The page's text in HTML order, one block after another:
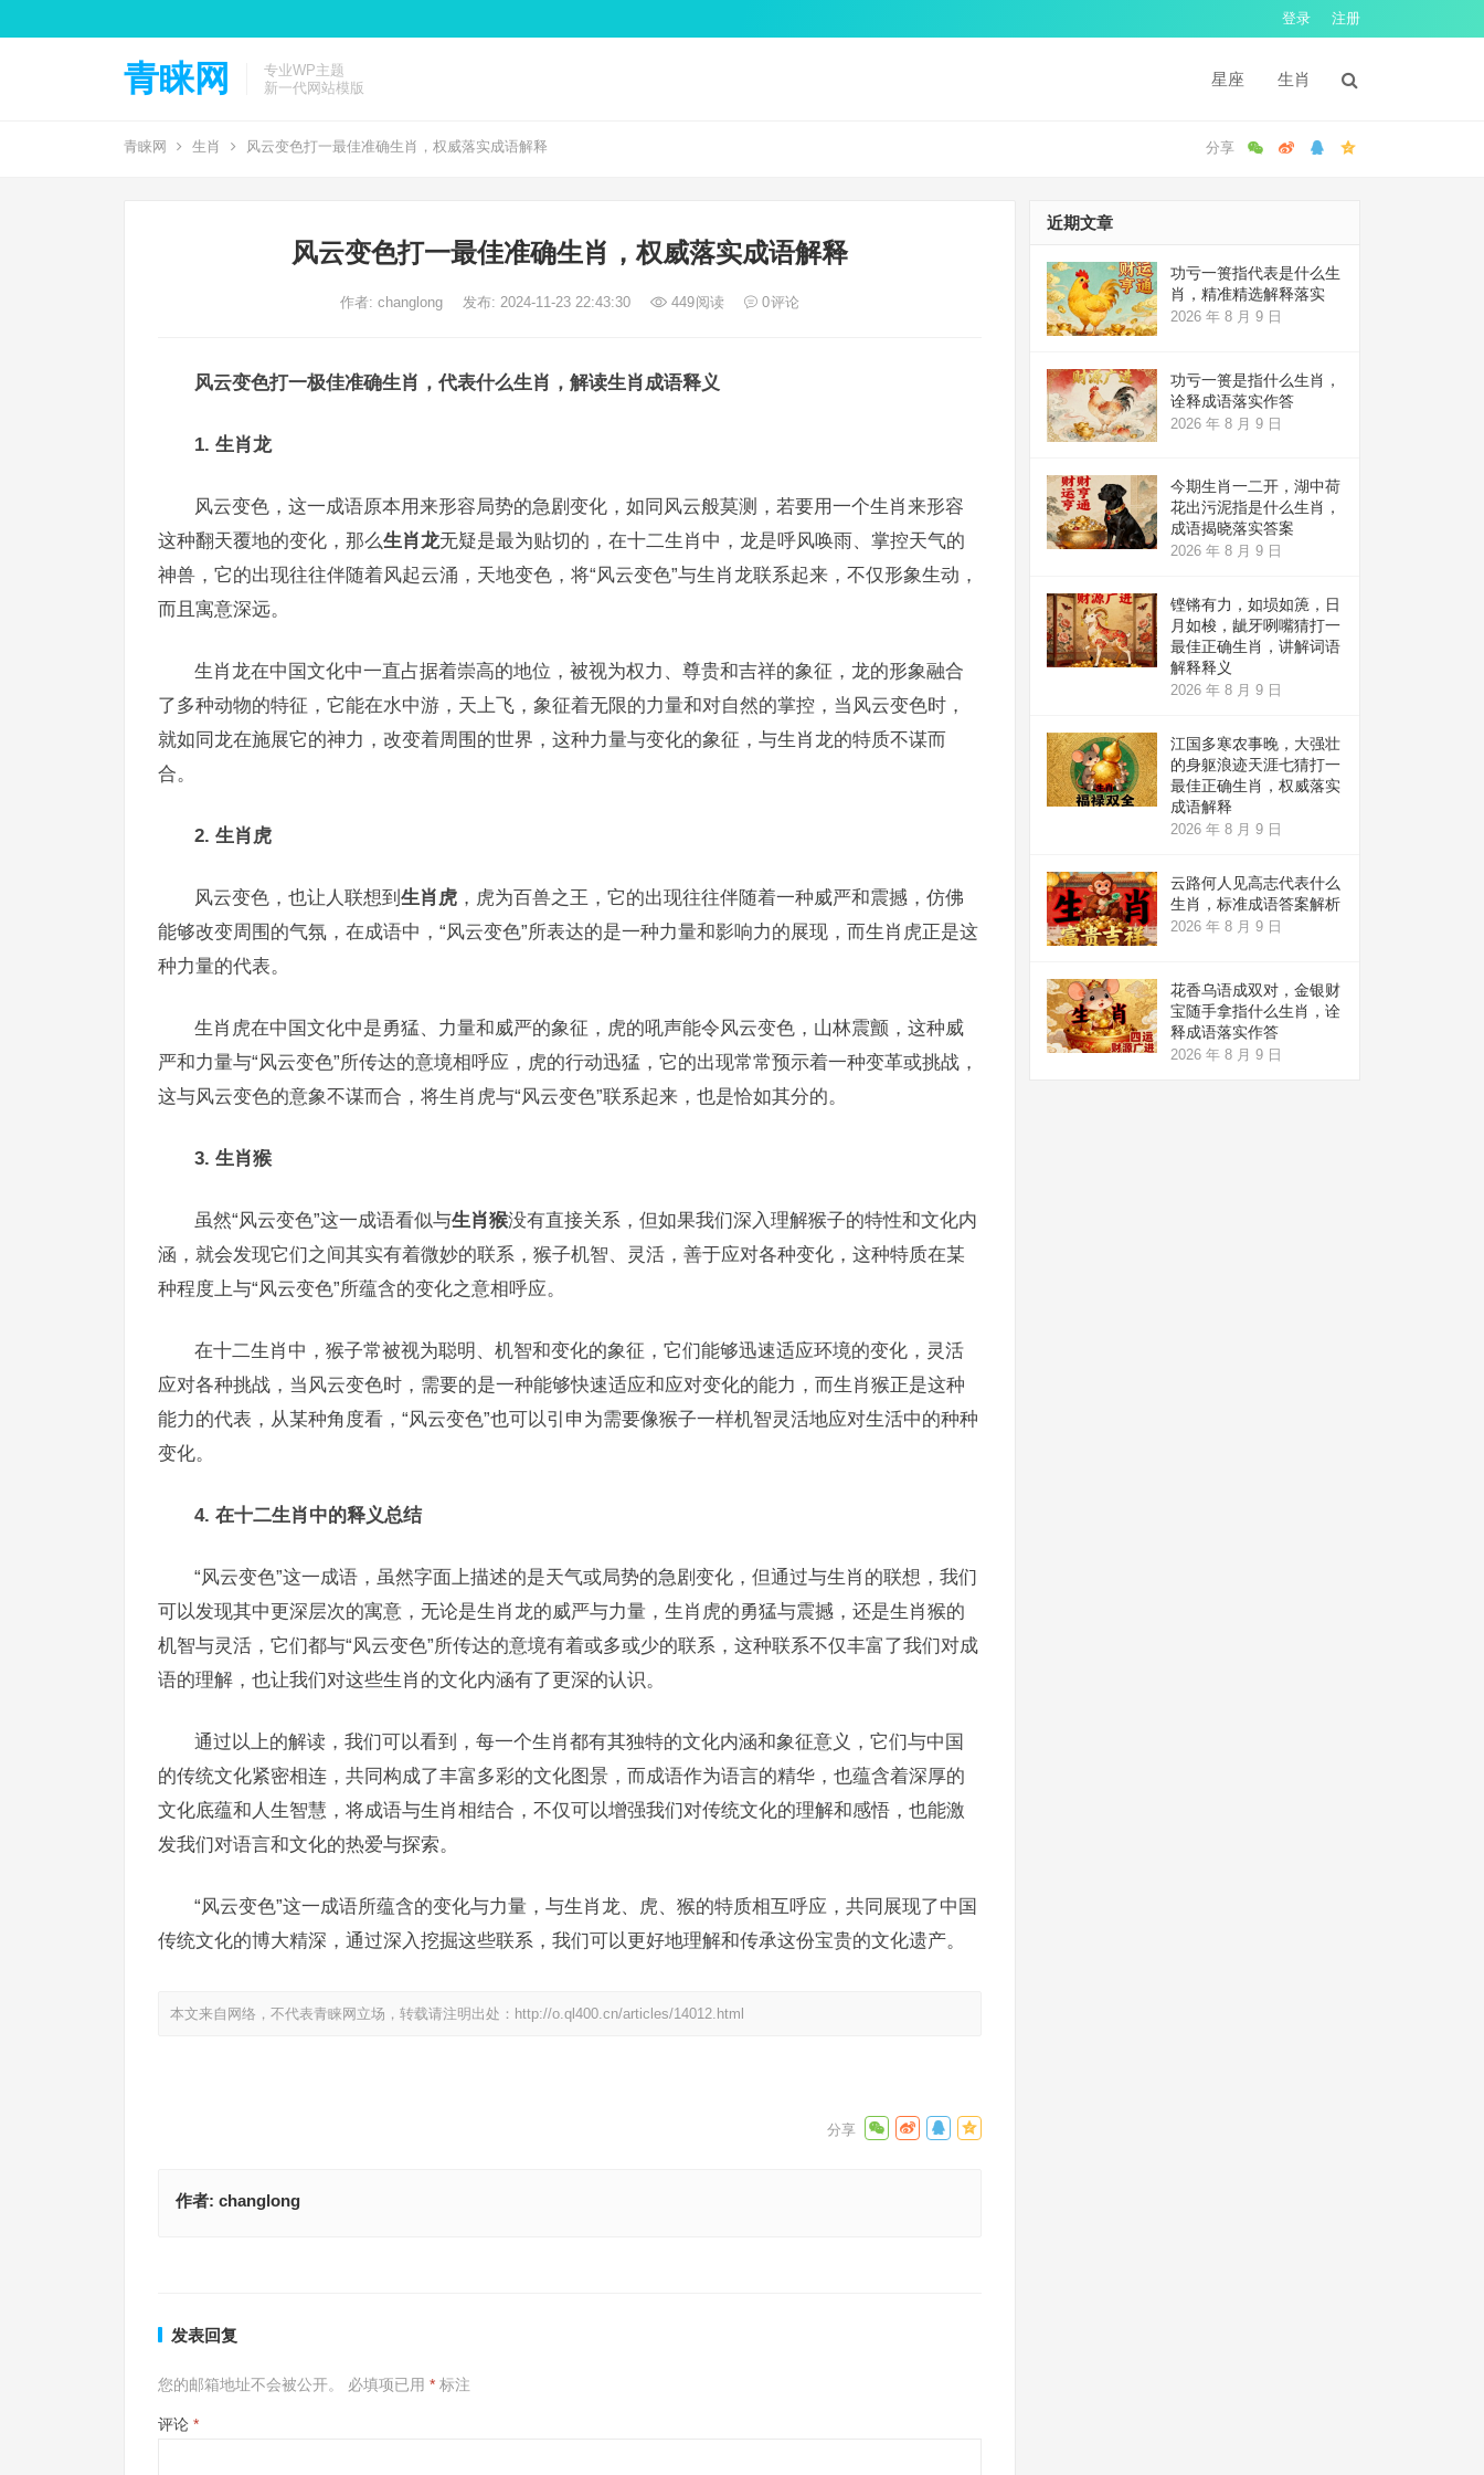
登录 注册
青睐网
专业WP主题
新一代网站模版
星座 生肖
青睐网 生肖 风云变色打一最佳准确生肖，权威落实成语解释
风云变色打一最佳准确生肖，权威落实成语解释
作者: changlong 发布: 2024-11-23 22:43:30 449阅读 0评论
风云变色打一极佳准确生肖，代表什么生肖，解读生肖成语释义
1. 生肖龙
风云变色，这一成语原本用来形容局势的急剧变化，如同风云般莫测，若要用一个生肖来形容
这种翻天覆地的变化，那么生肖龙无疑是最为贴切的，在十二生肖中，龙是呼风唤雨、掌控天气的
神兽，它的出现往往伴随着风起云涌，天地变色，将“风云变色”与生肖龙联系起来，不仅形象生动，
而且寓意深远。
生肖龙在中国文化中一直占据着崇高的地位，被视为权力、尊贵和吉祥的象征，龙的形象融合
了多种动物的特征，它能在水中游，天上飞，象征着无限的力量和对自然的掌控，当风云变色时，
就如同龙在施展它的神力，改变着周围的世界，这种力量与变化的象征，与生肖龙的特质不谋而
合。
2. 生肖虎
风云变色，也让人联想到 生肖虎 ，虎为百兽之王，它的出现往往伴随着一种威严和震撼，仿佛
能够改变周围的气氛，在成语中，“风云变色”所表达的是一种力量和影响力的展现，而生肖虎正是这
种力量的代表。
生肖虎在中国文化中是勇猛、力量和威严的象征，虎的吼声能令风云变色，山林震颤，这种威
严和力量与“风云变色”所传达的意境相呼应，虎的行动迅猛，它的出现常常预示着一种变革或挑战，
这与风云变色的意象不谋而合，将生肖虎与“风云变色”联系起来，也是恰如其分的。
3. 生肖猴
虽然“风云变色”这一成语看似与生肖猴没有直接关系，但如果我们深入理解猴子的特性和文化内
涵，就会发现它们之间其实有着微妙的联系，猴子机智、灵活，善于应对各种变化，这种特质在某
种程度上与“风云变色”所蕴含的变化之意相呼应。
在十二生肖中，猴子常被视为聪明、机智和变化的象征，它们能够迅速适应环境的变化，灵活
应对各种挑战，当风云变色时，需要的是一种能够快速适应和应对变化的能力，而生肖猴正是这种
能力的代表，从某种角度看，“风云变色”也可以引申为需要像猴子一样机智灵活地应对生活中的种种
变化。
4. 在十二生肖中的释义总结
“风云变色”这一成语，虽然字面上描述的是天气或局势的急剧变化，但通过与生肖的联想，我们
可以发现其中更深层次的寓意，无论是生肖龙的威严与力量，生肖虎的勇猛与震撼，还是生肖猴的
机智与灵活，它们都与“风云变色”所传达的意境有着或多或少的联系，这种联系不仅丰富了我们对成
语的理解，也让我们对这些生肖的文化内涵有了更深的认识。
通过以上的解读，我们可以看到，每一个生肖都有其独特的文化内涵和象征意义，它们与中国
的传统文化紧密相连，共同构成了丰富多彩的文化图景，而成语作为语言的精华，也蕴含着深厚的
文化底蕴和人生智慧，将成语与生肖相结合，不仅可以增强我们对传统文化的理解和感悟，也能激
发我们对语言和文化的热爱与探索。
“风云变色”这一成语所蕴含的变化与力量，与生肖龙、虎、猴的特质相互呼应，共同展现了中国
传统文化的博大精深，通过深入挖掘这些联系，我们可以更好地理解和传承这份宝贵的文化遗产。
本文来自网络，不代表青睐网立场，转载请注明出处： http://o.ql400.cn/articles/14012.html
作者: changlong
发表回复
您的邮箱地址不会被公开。 必填项已用 * 标注
评论 *
近期文章
功亏一篑指代表是什么生
肖，精准精选解释落实
2026 年 8 月 9 日
功亏一篑是指什么生肖，
诠释成语落实作答
2026 年 8 月 9 日
今期生肖一二开，湖中荷
花出污泥指是什么生肖，
成语揭晓落实答案
2026 年 8 月 9 日
铿锵有力，如埙如箎，日
月如梭，龇牙咧嘴猜打一
最佳正确生肖，讲解词语
解释释义
2026 年 8 月 9 日
江国多寒农事晚，大强壮
的身躯浪迹天涯七猜打一
最佳正确生肖，权威落实
成语解释
2026 年 8 月 9 日
云路何人见高志代表什么
生肖，标准成语答案解析
2026 年 8 月 9 日
花香乌语成双对，金银财
宝随手拿指什么生肖，诠
释成语落实作答
2026 年 8 月 9 日